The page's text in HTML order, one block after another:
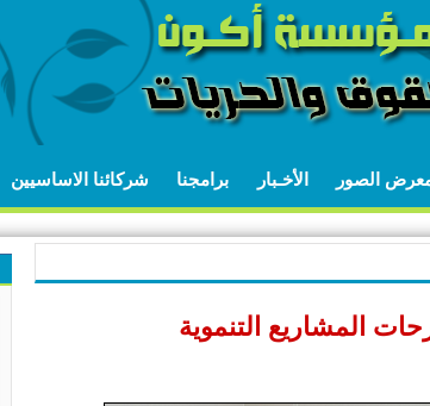
الصور الأخـبار برامجنا شركائنا الاساسيين
المشاريع التنموية